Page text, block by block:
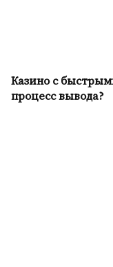
Казино с
процесс вывода?